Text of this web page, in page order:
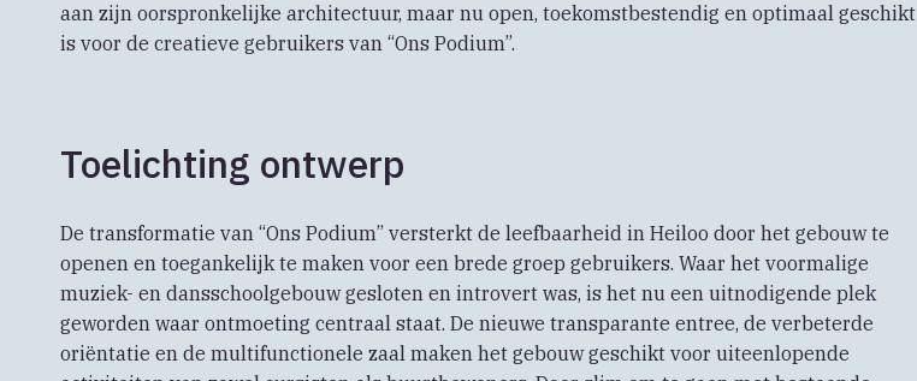
aan zijn oorspronkelijke architectuur, maar nu open, toekomstbestendig en optimaal geschikt
is voor de creatieve gebruikers van “Ons Podium”.
Toelichting ontwerp
De transformatie van “Ons Podium” versterkt de leefbaarheid in Heiloo door het gebouw te
openen en toegankelijk te maken voor een brede groep gebruikers. Waar het voormalige
muziek- en dansschoolgebouw gesloten en introvert was, is het nu een uitnodigende plek
geworden waar ontmoeting centraal staat. De nieuwe transparante entree, de verbeterde
oriëntatie en de multifunctionele zaal maken het gebouw geschikt voor uiteenlopende